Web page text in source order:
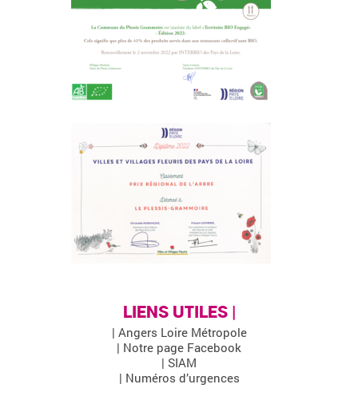
LIENS UTILES |
| Angers Loire Métropole
| Notre page Facebook
| SIAM
| Numéros d’urgences